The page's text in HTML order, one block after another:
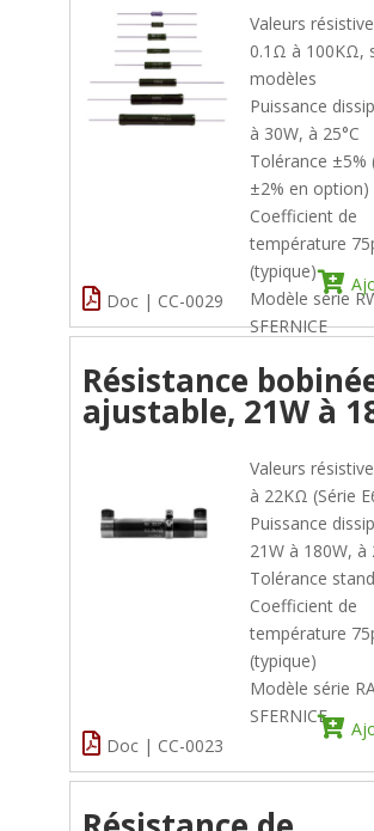
Valeurs
0.1Ω à 100KΩ,
modèles
Puissance
à 30W, à 25°C
Tolérance ±5%
±2% en option)
Coefficient de
température
(typique)
Modèle série
SFERNICE
Doc | CC-0029
Résistance
ajustable, 21W à
Valeurs
à 22KΩ (Série
Puissance
21W à 180W, à
Tolérance
Coefficient de
température
(typique)
Modèle série
SFERNICE
Doc | CC-0023